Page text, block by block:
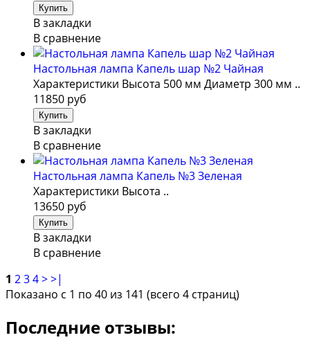
В закладки
В сравнение
Настольная лампа Капель шар №2 Чайная
Характеристики Высота 500 мм Диаметр 300 мм ..
11850 руб
В закладки
В сравнение
Настольная лампа Капель №3 Зеленая
Характеристики Высота ..
13650 руб
В закладки
В сравнение
1 234>>|
Показано с 1 по 40 из 141 (всего 4 страниц)
Последние отзывы: